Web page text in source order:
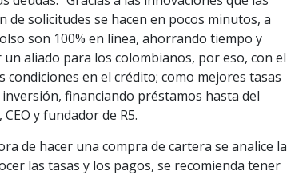
solicitudes se hacen en pocos minutos, a
son 100% en línea, ahorrando tiempo y
aliado para los colombianos, por eso, con el
en el crédito; como mejores tasas
financiando préstamos hasta del
y fundador de R5.
de hacer una compra de cartera se analice la
las tasas y los pagos, se recomienda tener